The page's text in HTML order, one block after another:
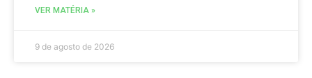
VER MATÉRIA »
9 de agosto de 2026